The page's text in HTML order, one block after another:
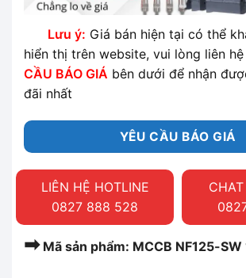
Lưu ý: Giá bán hiện tại có thể
hiển thị trên website, vui lòng liên
CẦU BÁO GIÁ bên dưới để nhận
đãi nhất
YÊU CẦU BÁO GIÁ
LIÊN HỆ HOTLINE
0827 888 528
➡Mã sản phẩm: MCCB NF125-